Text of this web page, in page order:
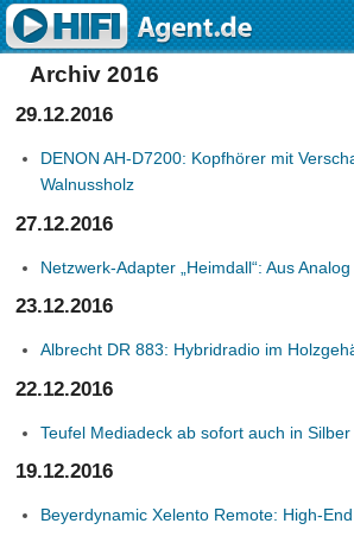
Direkt zum Inhalt
Gutscheine
Video
Mobile
Shop
Archiv 2016
29.12.2016
DENON AH-D7200: Kopfhörer mit
Walnussholz
27.12.2016
Netzwerk-Adapter „Heimdall“: Aus
23.12.2016
Albrecht DR 883: Hybridradio im
22.12.2016
Teufel Mediadeck ab sofort auch in
19.12.2016
Beyerdynamic Xelento Remote: High-